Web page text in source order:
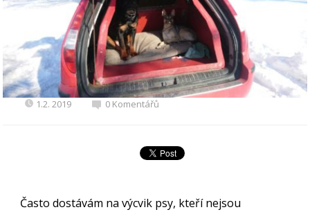
1.2. 2019 0 Komentářů
Často dostávám na výcvik psy, kteří nejsou